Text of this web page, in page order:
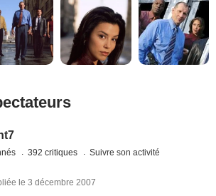
392 critiques Suivre son activité
le 3 décembre 2007